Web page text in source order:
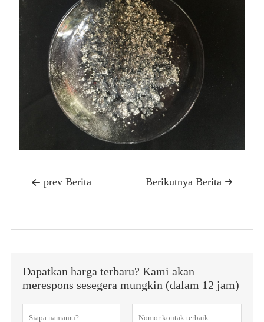
 prev Berita 
Berikutnya Berita
Dapatkan harga terbaru? Kami akan
merespons sesegera mungkin (dalam 12 jam)